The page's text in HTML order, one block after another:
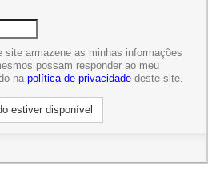
site armazene as minhas informações
possam responder ao meu
na política de privacidade deste site.
estiver disponível